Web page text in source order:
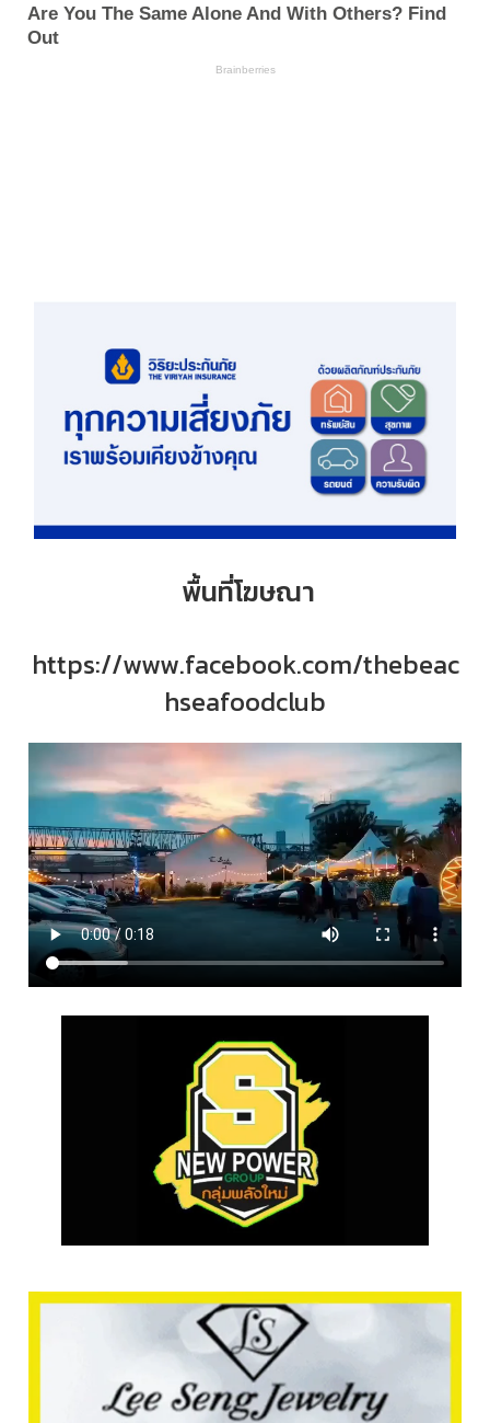
พื้นที่โฆษณา
https://www.facebook.com/thebeac
hseafoodclub